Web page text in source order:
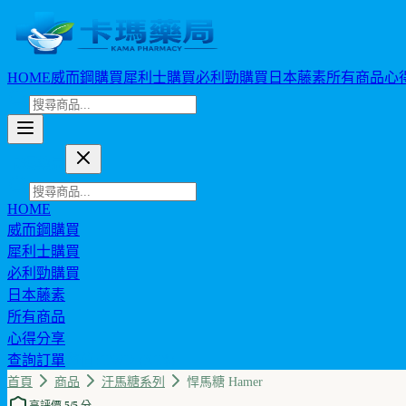
HOME威而鋼購買犀利士購買必利勁購買 日本藤素所有商品心
HOME
威而鋼購買
犀利士購買
必利勁購買
日本藤素
所有商品
心得分享
查詢訂單
首頁 商品 汗馬糖系列 悍馬糖 Hamer